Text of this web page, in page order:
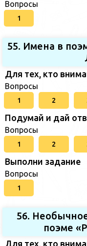
Вопросы
1
55. Имена в
Для тех, кто
Вопросы
1 2
Подумай и дай
Вопросы
1 2
Выполни задание
Вопросы
1
56.
поэме
Для тех, кто